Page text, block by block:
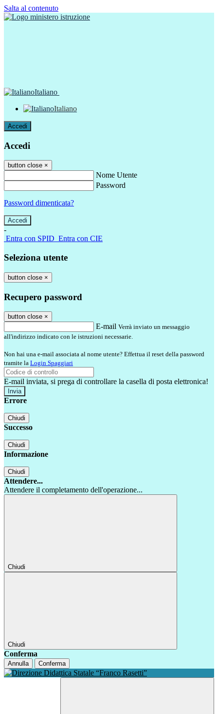
Salta al contenuto
Italiano
Italiano
Accedi
Accedi
button close ×
Nome Utente
Password
Password dimenticata?
-
Entra con SPID Entra con CIE
Seleziona utente
button close ×
Recupero password
button close ×
E-mail Verrà inviato un messaggio
all'indirizzo indicato con le istruzioni necessarie.
Non hai una e-mail associata al nome utente? Effettua il reset della password
tramite la Login Spaggiari
E-mail inviata, si prega di controllare la casella di posta elettronica!
Errore
Chiudi
Successo
Chiudi
Informazione
Chiudi
Attendere...
Attendere il completamento dell'operazione...
Chiudi
Chiudi
Conferma
Annulla Conferma